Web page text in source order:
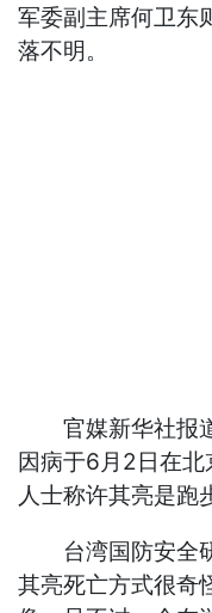
军委副主席何卫东
落不明。
官媒新华社报道
因病于6月2日在
人士称许其亮是跑
台湾国防安全研
其亮死亡方式很奇